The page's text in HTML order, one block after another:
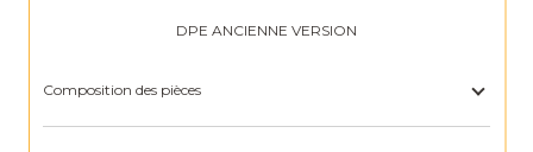
DPE ANCIENNE VERSION
Composition des pièces